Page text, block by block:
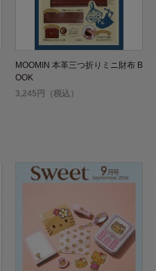
MOOMIN 本革三つ折りミニ財布 B
OOK
3,245円（税込）